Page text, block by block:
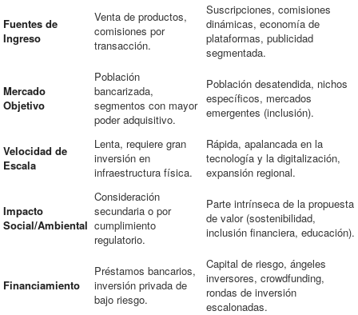
Fuentes de
Ingreso
Venta de productos,
comisiones por
transacción.
Suscripciones, comisiones
dinámicas, economía de
plataformas, publicidad
segmentada.
Mercado
Objetivo
Población
bancarizada,
segmentos con mayor
poder adquisitivo.
Población desatendida, nichos
específicos, mercados
emergentes (inclusión).
Velocidad de
Escala
Lenta, requiere gran
inversión en
infraestructura física.
Rápida, apalancada en la
tecnología y la digitalización,
expansión regional.
Impacto
Social/Ambiental
Consideración
secundaria o por
cumplimiento
regulatorio.
Parte intrínseca de la propuesta
de valor (sostenibilidad,
inclusión financiera, educación).
Financiamiento
Préstamos bancarios,
inversión privada de
bajo riesgo.
Capital de riesgo, ángeles
inversores, crowdfunding,
rondas de inversión
escalonadas.